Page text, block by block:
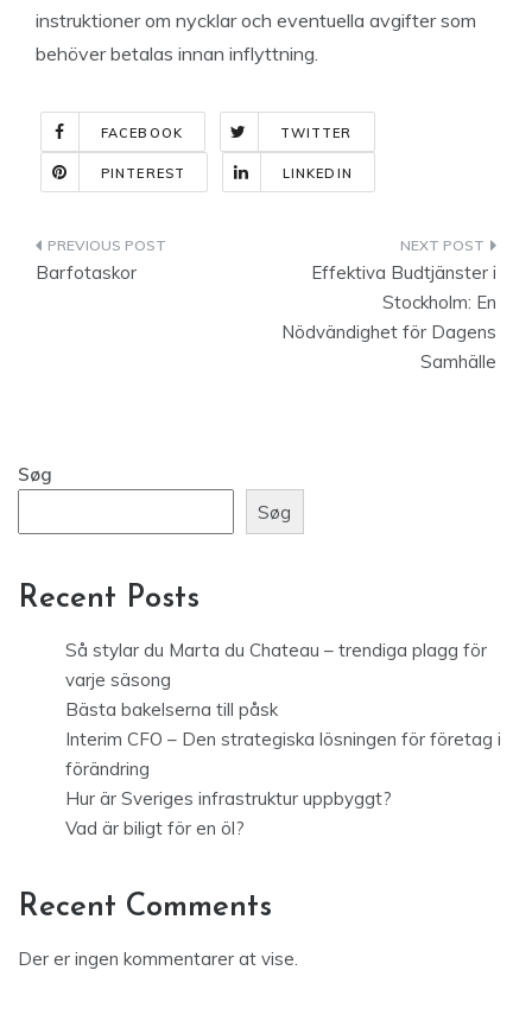
instruktioner om nycklar och eventuella avgifter som
behöver betalas innan inflyttning.
FACEBOOK TWITTER
PINTEREST LINKEDIN
Indlægsnavigation
Barfotaskor
Effektiva Budtjänster i
Stockholm: En
Nödvändighet för Dagens
Samhälle
Søg
Søg
Recent Posts
Så stylar du Marta du Chateau – trendiga plagg för
varje säsong
Bästa bakelserna till påsk
Interim CFO – Den strategiska lösningen för företag i
förändring
Hur är Sveriges infrastruktur uppbyggt?
Vad är biligt för en öl?
Recent Comments
Der er ingen kommentarer at vise.